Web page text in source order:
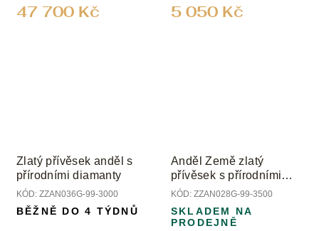
47 700 Kč 5 050 Kč
Zlatý přívěsek anděl s
přírodními diamanty
KÓD: ZZAN036G-99-3000
BĚŽNĚ DO 4 TÝDNŮ
Anděl Země zlatý
přívěsek s přírodními
drahokamy
KÓD: ZZAN028G-99-3500
SKLADEM NA
PRODEJNĚ